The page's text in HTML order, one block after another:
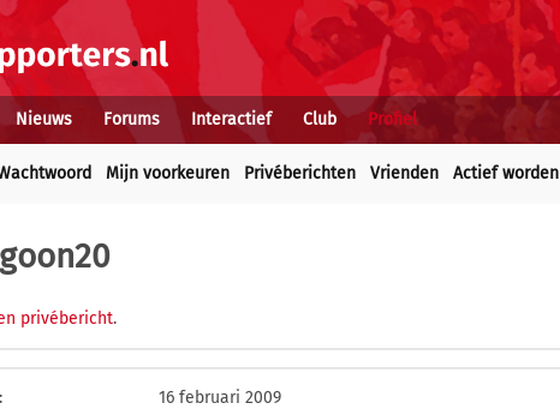
Nieuws Forums Interactief Club Profiel
Mijn voorkeuren Privéberichten Vrienden Actief worden
privébericht.
16 februari 2009